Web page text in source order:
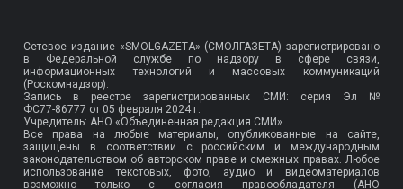
Сетевое издание «SMOLGAZETA» (СМОЛГАЗЕТА) зарегистрировано
в Федеральной службе по надзору в сфере связи,
информационных технологий и массовых коммуникаций
(Роскомнадзор).
Запись в реестре зарегистрированных СМИ: серия Эл №
ФС77-86777 от 05 февраля 2024 г.
Учредитель: АНО «Объединенная редакция СМИ».
Все права на любые материалы, опубликованные на сайте,
защищены в соответствии с российским и международным
законодательством об авторском праве и смежных правах. Любое
использование текстовых, фото, аудио и видеоматериалов
возможно только с согласия правообладателя (АНО